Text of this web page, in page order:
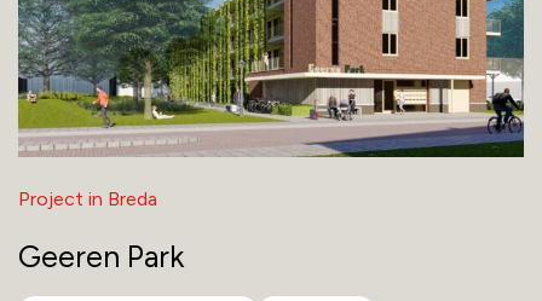
Project in Breda
Geeren Park